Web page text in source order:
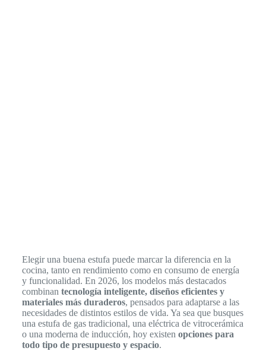
Elegir una buena estufa puede marcar la diferencia en la
cocina, tanto en rendimiento como en consumo de energía
y funcionalidad. En 2026, los modelos más destacados
combinan tecnología inteligente, diseños eficientes y
materiales más duraderos, pensados para adaptarse a las
necesidades de distintos estilos de vida. Ya sea que busques
una estufa de gas tradicional, una eléctrica de vitrocerámica
o una moderna de inducción, hoy existen opciones para
todo tipo de presupuesto y espacio.